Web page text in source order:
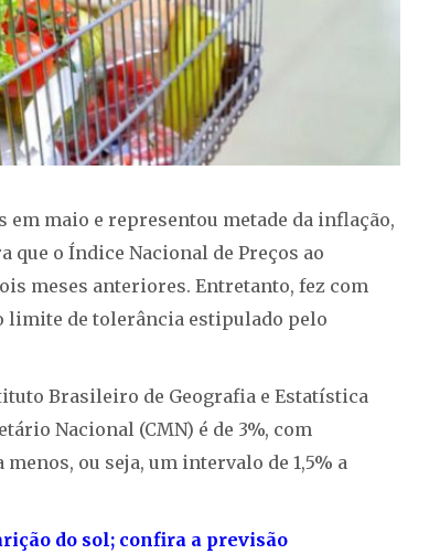
maio e representou metade da inflação,
que o Índice Nacional de Preços ao
meses anteriores. Entretanto, fez com
limite de tolerância estipulado pelo
Brasileiro de Geografia e Estatística
Nacional (CMN) é de 3%, com
ou seja, um intervalo de 1,5% a
do sol; confira a previsão